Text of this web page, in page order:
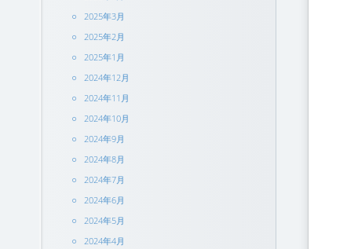
2025年3月
2025年2月
2025年1月
2024年12月
2024年11月
2024年10月
2024年9月
2024年8月
2024年7月
2024年6月
2024年5月
2024年4月